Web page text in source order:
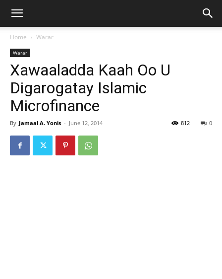
Home Warar
Warar
Xawaaladda Kaah Oo U
Digarogatay Islamic
Microfinance
By Jamaal A. Yonis - June 12, 2014 0
812